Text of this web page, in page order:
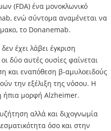
(FDA) ένα μονοκλωνικό
ενώ σύντομα αναμένεται να
το Donanemab.
έχει λάβει έγκριση
δύο αυτές ουσίες φαίνεται
και εναπόθεση β-αμυλοειδούς
την εξέλιξη της νόσου. Η
ήπια μορφή Alzheimer.
αλλά και διχογνωμία
όσο και στην